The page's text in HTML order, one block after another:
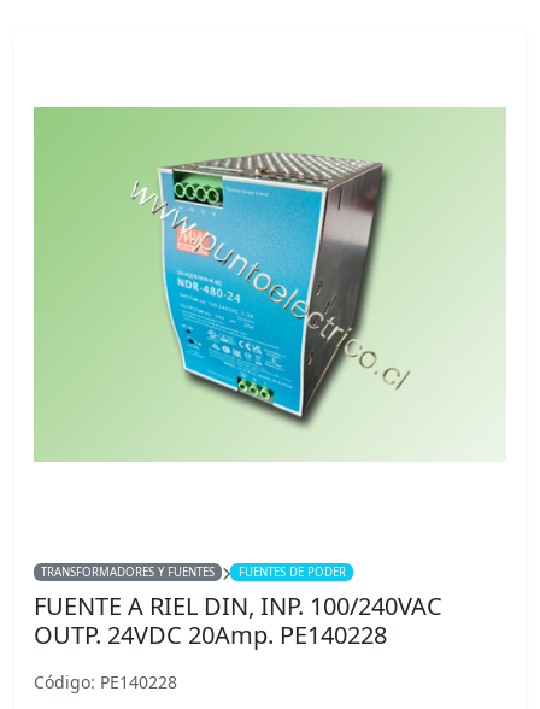
TRANSFORMADORES Y FUENTES FUENTES DE PODER
FUENTE A RIEL DIN, INP. 100/240VAC
OUTP. 24VDC 20Amp. PE140228
Código: PE140228